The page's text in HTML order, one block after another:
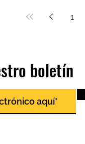
1
boletín